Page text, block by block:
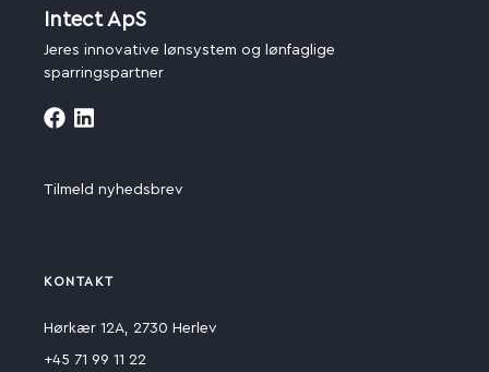
Intect ApS
Jeres innovative lønsystem og lønfaglige
sparringspartner
Tilmeld nyhedsbrev
KONTAKT
Hørkær 12A, 2730 Herlev
+45 71 99 11 22